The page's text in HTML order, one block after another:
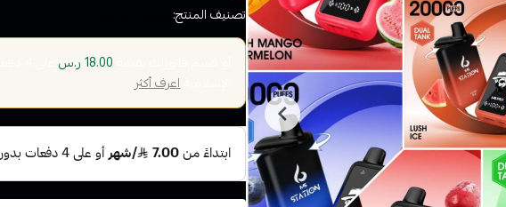
تصنيف المنتج:
18.00 ر.س على
الإسلاميةاعرف أكثر